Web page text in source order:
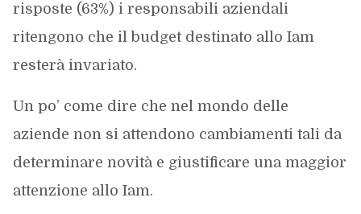
risposte (63%) i responsabili aziendali
ritengono che il budget destinato allo Iam
resterà invariato.
Un po’ come dire che nel mondo delle
aziende non si attendono cambiamenti tali da
determinare novità e giustificare una maggior
attenzione allo Iam.